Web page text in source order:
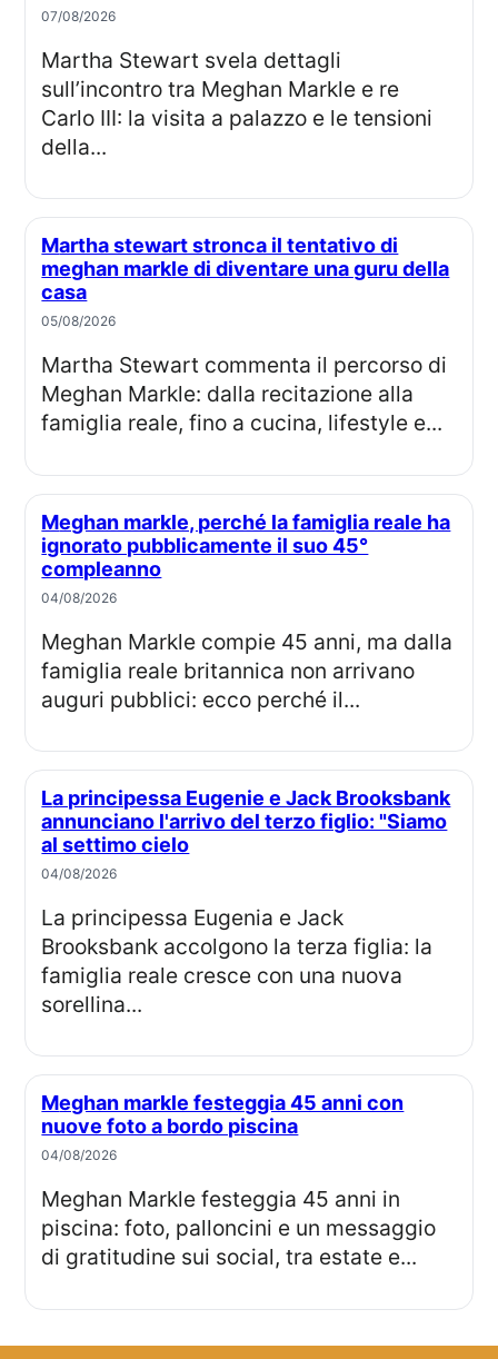
07/08/2026
Martha Stewart svela dettagli
sull’incontro tra Meghan Markle e re
Carlo III: la visita a palazzo e le tensioni
della...
Martha stewart stronca il tentativo di
meghan markle di diventare una guru della
casa
05/08/2026
Martha Stewart commenta il percorso di
Meghan Markle: dalla recitazione alla
famiglia reale, fino a cucina, lifestyle e...
Meghan markle, perché la famiglia reale ha
ignorato pubblicamente il suo 45°
compleanno
04/08/2026
Meghan Markle compie 45 anni, ma dalla
famiglia reale britannica non arrivano
auguri pubblici: ecco perché il...
La principessa Eugenie e Jack Brooksbank
annunciano l'arrivo del terzo figlio: "Siamo
al settimo cielo
04/08/2026
La principessa Eugenia e Jack
Brooksbank accolgono la terza figlia: la
famiglia reale cresce con una nuova
sorellina...
Meghan markle festeggia 45 anni con
nuove foto a bordo piscina
04/08/2026
Meghan Markle festeggia 45 anni in
piscina: foto, palloncini e un messaggio
di gratitudine sui social, tra estate e...